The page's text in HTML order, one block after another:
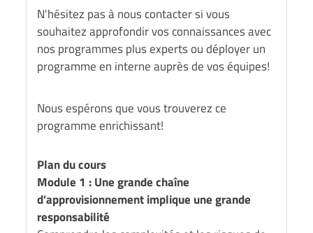
N'hésitez pas à nous contacter si vous
souhaitez approfondir vos connaissances avec
nos programmes plus experts ou déployer un
programme en interne auprès de vos équipes!
Nous espérons que vous trouverez ce
programme enrichissant!
Plan du cours
Module 1 : Une grande chaîne
d'approvisionnement implique une grande
responsabilité